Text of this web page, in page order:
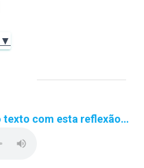
▼
texto com esta reflexão…